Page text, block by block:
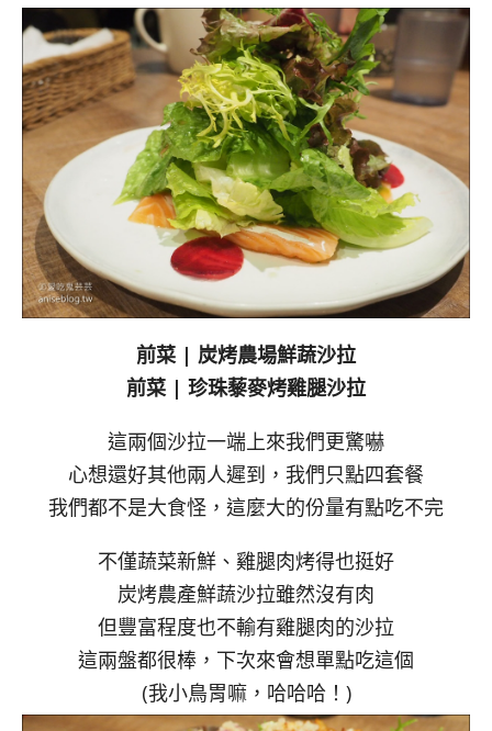
前菜 | 炭烤農場鮮蔬沙拉
前菜 | 珍珠藜麥烤雞腿沙拉
這兩個沙拉一端上來我們更驚嚇
心想還好其他兩人遲到，我們只點四套餐
我們都不是大食怪，這麼大的份量有點吃不完
不僅蔬菜新鮮、雞腿肉烤得也挺好
炭烤農產鮮蔬沙拉雖然沒有肉
但豐富程度也不輸有雞腿肉的沙拉
這兩盤都很棒，下次來會想單點吃這個
(我小鳥胃嘛，哈哈哈！)